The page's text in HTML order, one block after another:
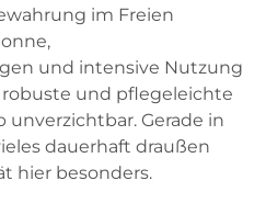
im Freien
und intensive Nutzung
und pflegeleichte
unverzichtbar. Gerade in
dauerhaft draußen
hier besonders.